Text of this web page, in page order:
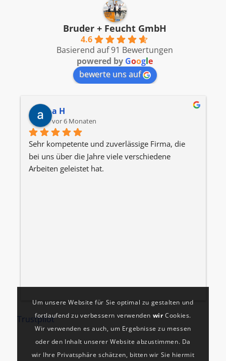
Bruder + Feucht GmbH
4.6
Basierend auf 91 Bewertungen
powered by Google
bewerte uns auf
a H
vor 6 Monaten
Sehr kompetente und zuverlässige Firma, die
bei uns über die Jahre viele verschiedene
Arbeiten geleistet hat.
Trustpilot
Um unsere Website für Sie optimal zu gestalten und
fortlaufend zu verbessern verwenden wirCookies.
Wir verwenden es auch, um Ergebnisse zu messen
oder den Inhalt unserer Website abzustimmen. Da
wir Ihre Privatsphäre schätzen, bitten wir Sie hiermit